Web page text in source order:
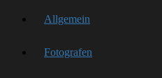
Allgemein
Fotografen